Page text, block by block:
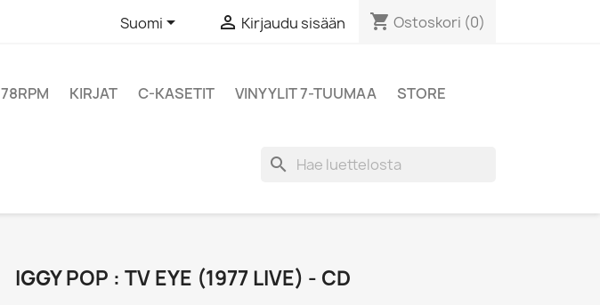
Suomi  Kirjaudu sisään shopping_cart Ostoskori (0)
78RPM KIRJAT C-KASETIT VINYYLIT 7-TUUMAA
STORE
search
IGGY POP : TV EYE (1977 LIVE) - CD